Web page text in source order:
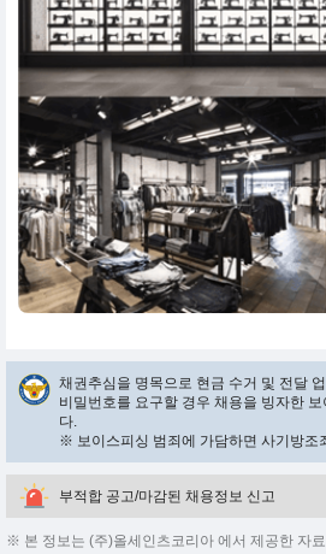
채권추심을 명목으로 현금 수거 및 전달
비밀번호를 요구할 경우 채용을 빙자한
다.
※ 보이스피싱 범죄에 가담하면 사기방조
부적합 공고/마감된 채용정보 신고
※ 본 정보는 (주)올세인츠코리아 에서 제공한 자